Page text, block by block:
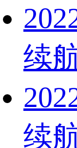
续
续